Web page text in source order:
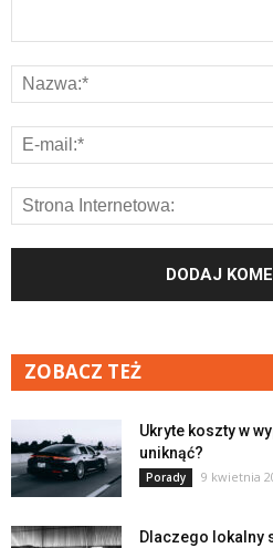
ZOBACZ TEŻ
Ukryte koszty w
uniknąć?
Porady 9 kwietnia
Dlaczego lokalny